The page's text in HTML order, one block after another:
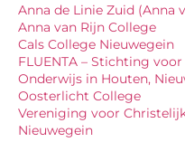
Anna de Linie Zuid (Anna
Anna van Rijn College
Cals College Nieuwegein
FLUENTA – Stichting
Onderwijs in Houten,
Oosterlicht College
Vereniging voor
Nieuwegein